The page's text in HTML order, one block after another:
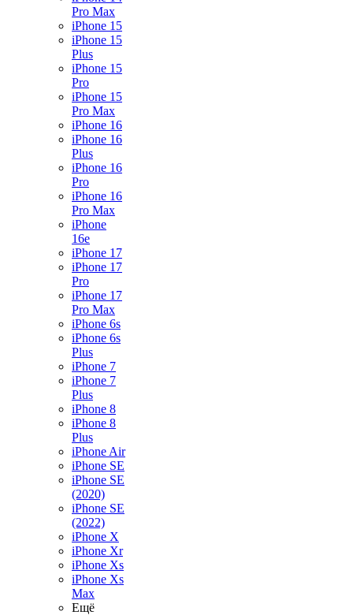
Pro Max
iPhone 15
iPhone 15
Plus
iPhone 15
Pro
iPhone 15
Pro Max
iPhone 16
iPhone 16
Plus
iPhone 16
Pro
iPhone 16
Pro Max
iPhone
16e
iPhone 17
iPhone 17
Pro
iPhone 17
Pro Max
iPhone 6s
iPhone 6s
Plus
iPhone 7
iPhone 7
Plus
iPhone 8
iPhone 8
Plus
iPhone Air
iPhone SE
iPhone SE
(2020)
iPhone SE
(2022)
iPhone X
iPhone Xr
iPhone Xs
iPhone Xs
Max
Ещё